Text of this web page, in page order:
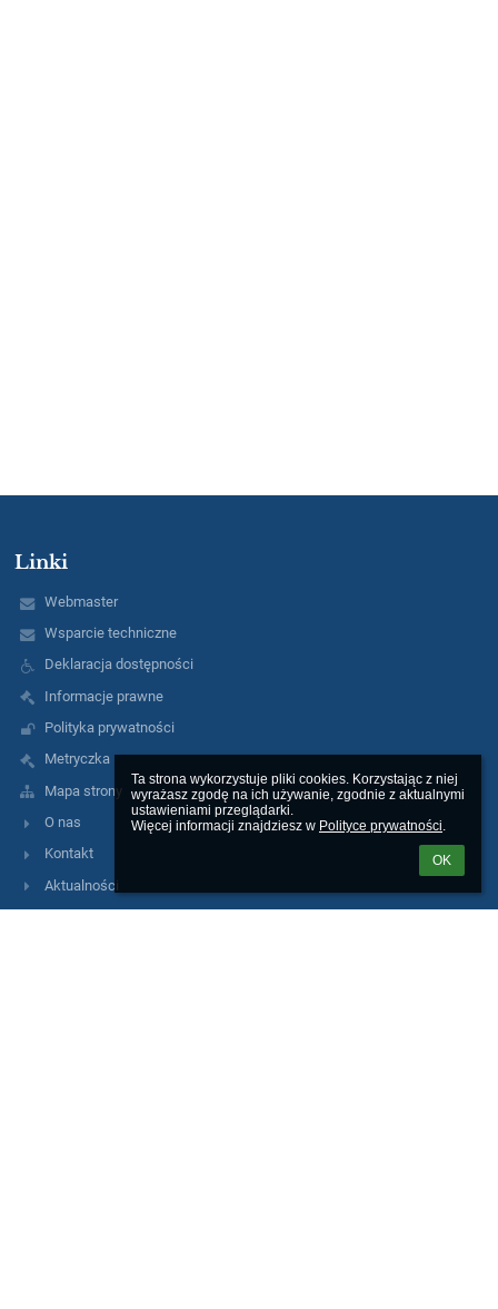
Ta strona wykorzystuje pliki cookies. Korzystając z niej
wyrażasz zgodę na ich używanie, zgodnie z aktualnymi
ustawieniami przeglądarki.
Więcej informacji znajdziesz w Polityce prywatności.
OK
Linki
Webmaster
Wsparcie techniczne
Deklaracja dostępności
Informacje prawne
Polityka prywatności
Metryczka
Mapa strony
O nas
Kontakt
Aktualności